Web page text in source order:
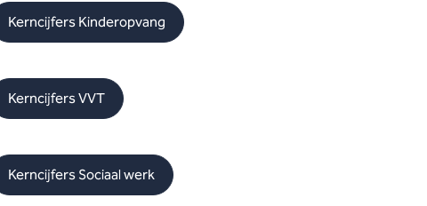
Kerncijfers Kinderopvang
Kerncijfers VVT
Kerncijfers Sociaal werk